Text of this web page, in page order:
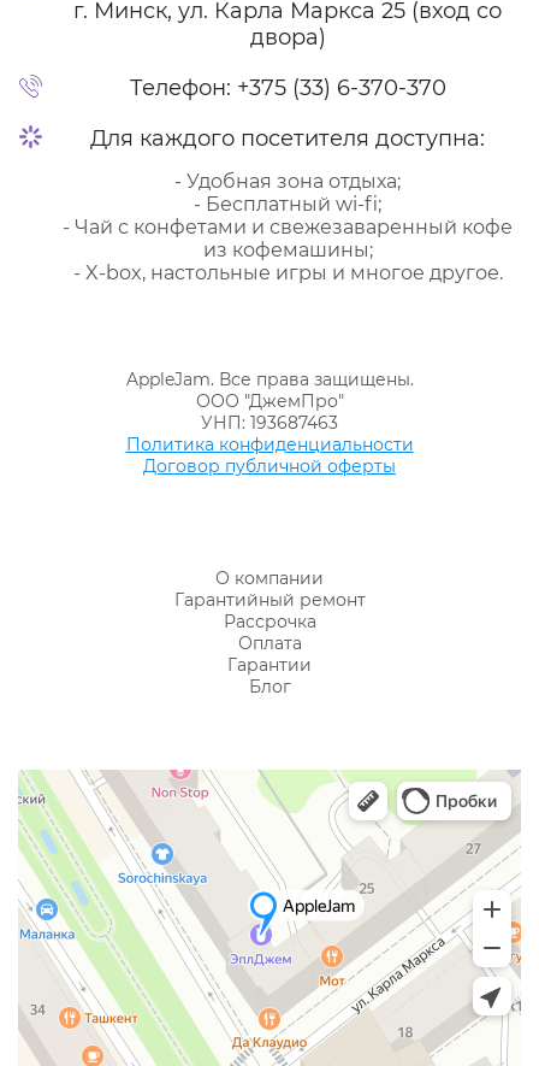
г. Минск, ул. Карла Маркса 25 (вход со
двора)
Телефон: +375 (33) 6-370-370
Для каждого посетителя доступна:
- Удобная зона отдыха;
- Бесплатный wi-fi;
- Чай с конфетами и свежезаваренный кофе
из кофемашины;
- X-box, настольные игры и многое другое.
AppleJam. Все права защищены.
ООО "ДжемПро"
УНП: 193687463
Политика конфиденциальности
Договор публичной оферты
О компании
Гарантийный ремонт
Рассрочка
Оплата
Гарантии
Блог